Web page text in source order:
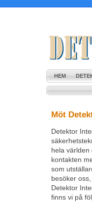
HEM
Möt
Detektor
hela
kontakten
som
besöker
Detektor
finns vi på